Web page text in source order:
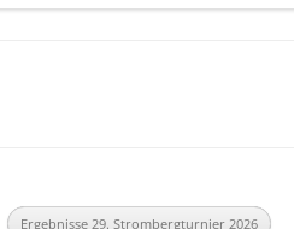
Ergebnisse 29. Strombergturnier 2026